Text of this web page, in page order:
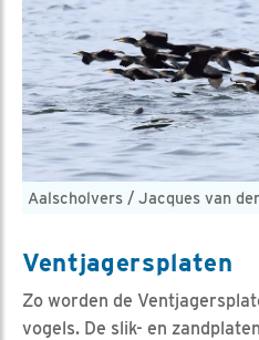
Aalscholvers / Jacques van
Ventjagersplaten
Zo worden de
vogels. De slik- en